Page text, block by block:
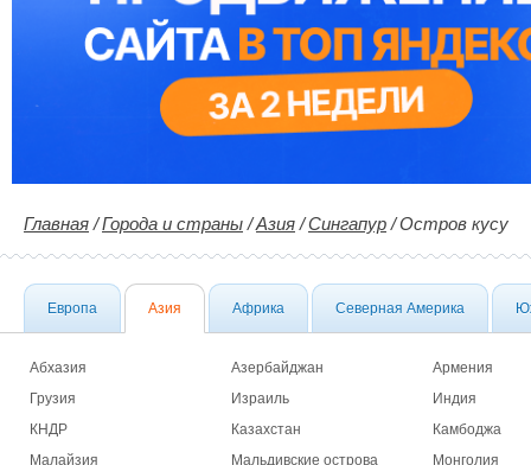
Главная /Города и страны /Азия /Сингапур /Остров кусу
Европа Азия Африка Северная Америка
Абхазия Азербайджан
Армения
Грузия
Израиль
Индия
КНДР
Казахстан
Камбоджа
Малайзия
Мальдивские острова
Монголия